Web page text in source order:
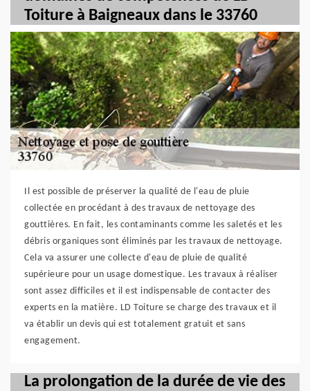
Toiture à Baigneaux dans le 33760
Il est possible de préserver la qualité de l'eau de pluie
collectée en procédant à des travaux de nettoyage des
gouttières. En fait, les contaminants comme les saletés et les
débris organiques sont éliminés par les travaux de nettoyage.
Cela va assurer une collecte d'eau de pluie de qualité
supérieure pour un usage domestique. Les travaux à réaliser
sont assez difficiles et il est indispensable de contacter des
experts en la matière. LD Toiture se charge des travaux et il
va établir un devis qui est totalement gratuit et sans
engagement.
La prolongation de la durée de vie des